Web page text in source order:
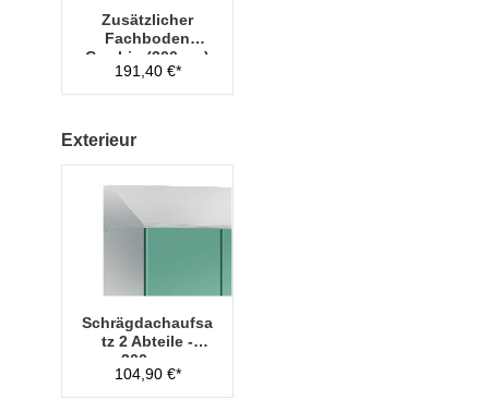
Zusätzlicher
Fachboden
Cambio (300mm)
191,40 €*
Exterieur
Schrägdachaufsa
tz 2 Abteile -
300mm
104,90 €*